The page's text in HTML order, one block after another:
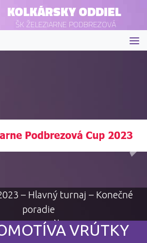
KOLKÁRSKY ODDIEL
ŠK ŽELEZIARNE PODBREZOVÁ
– Hlavný turnaj – Konečné
poradie
19. augusta 2023 NewsVRÚTKY